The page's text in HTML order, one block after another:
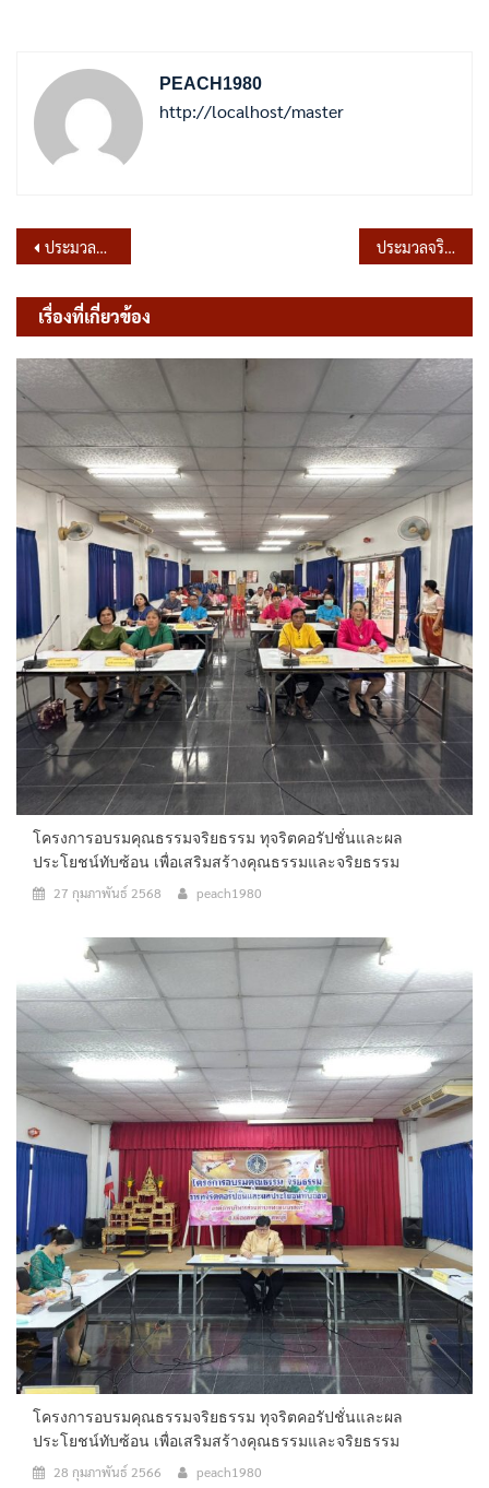
PEACH1980
http://localhost/master
แนะแนว
เรื่อง
ประมวลจริยธรรมสมาชิกสภาท้องถิ่น ประมวลจริยธรรมผู้บริหารท้องถิ่น
เรื่องที่เกี่ยวข้อง
โครงการอบรมคุณธรรมจริยธรรม ทุจริตคอรัปชั่นและผล
ประโยชน์ทับซ้อน เพื่อเสริมสร้างคุณธรรมและจริยธรรม
27 กุมภาพันธ์ 2568
peach1980
โครงการอบรมคุณธรรมจริยธรรม ทุจริตคอรัปชั่นและผล
ประโยชน์ทับซ้อน เพื่อเสริมสร้างคุณธรรมและจริยธรรม
28 กุมภาพันธ์ 2566
peach1980